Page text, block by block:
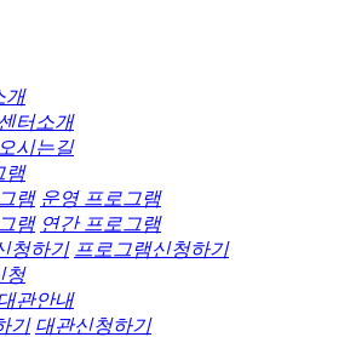
개
터소개
오시는길
램
램 운영 프로그램
램 연간 프로그램
청하기 프로그램신청하기
청
관안내
기 대관신청하기